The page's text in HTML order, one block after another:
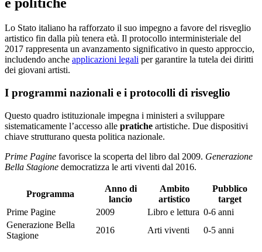
e politiche
Lo Stato italiano ha rafforzato il suo impegno a favore del risveglio
artistico fin dalla più tenera età. Il protocollo interministeriale del
2017 rappresenta un avanzamento significativo in questo approccio,
includendo anche applicazioni legali per garantire la tutela dei diritti
dei giovani artisti.
I programmi nazionali e i protocolli di risveglio
Questo quadro istituzionale impegna i ministeri a sviluppare
sistematicamente l’accesso alle pratiche artistiche. Due dispositivi
chiave strutturano questa politica nazionale.
Prime Pagine favorisce la scoperta del libro dal 2009. Generazione
Bella Stagione democratizza le arti viventi dal 2016.
Programma
Anno di
lancio
Ambito
artistico
Pubblico
target
Prime Pagine
2009 Libro e lettura 0-6 anni
Generazione Bella
Stagione
2016 Arti viventi 0-5 anni